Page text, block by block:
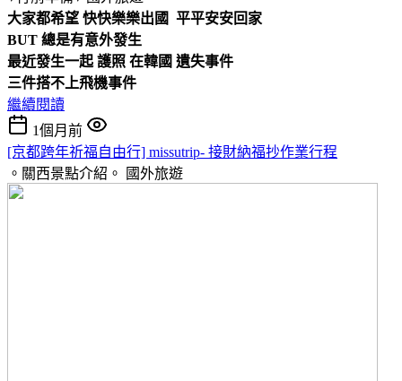
大家都希望 快快樂樂出國 平平安安回家
BUT 總是有意外發生
最近發生一起 護照 在韓國 遺失事件
三件搭不上飛機事件
繼續閱讀
1個月前
[京都跨年祈福自由行] missutrip- 接財納福抄作業行程
。關西景點介紹。
國外旅遊